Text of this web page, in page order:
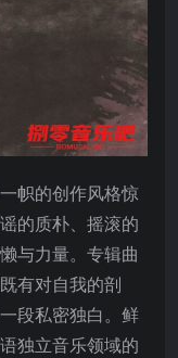
帜的创作风格惊
的质朴、摇滚的
与力量。专辑曲
有对自我的剖
段私密独白。鲜
独立音乐领域的